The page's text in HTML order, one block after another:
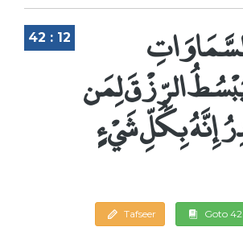
42 : 12
الرِّزْقَ لِمَن
إِنَّهُ بِكُلِّ شَيْءٍ
Tafseer Goto 42